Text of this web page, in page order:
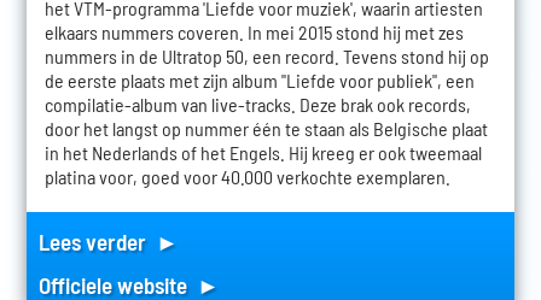
het VTM-programma 'Liefde voor muziek', waarin artiesten
elkaars nummers coveren. In mei 2015 stond hij met zes
nummers in de Ultratop 50, een record. Tevens stond hij op
de eerste plaats met zijn album "Liefde voor publiek", een
compilatie-album van live-tracks. Deze brak ook records,
door het langst op nummer één te staan als Belgische plaat
in het Nederlands of het Engels. Hij kreeg er ook tweemaal
platina voor, goed voor 40.000 verkochte exemplaren.
Lees verder ►
Officiele website ►